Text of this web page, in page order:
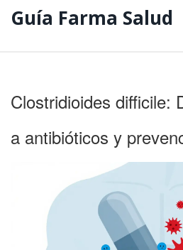
Guía Farma Salud
Clostridioides difficile:
a antibióticos y